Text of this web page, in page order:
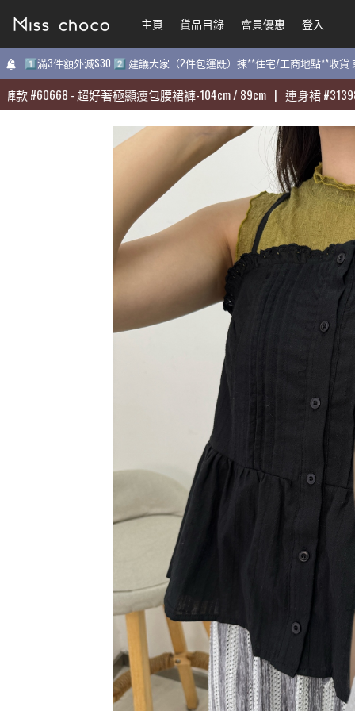
主頁 貨品目錄 會員優惠 登入
1️⃣滿3件額外減$30 2️⃣ 建議大家（2件包運既）揀**住宅/工商地點**收
60668-超好著極顯瘦包腰裙褲-104cm / 89cm | 連身裙#31398-質
主頁 貨品目錄 會員優惠 登入
1️⃣滿3件額外減$30 2️⃣ 建議大家（2件包運既）揀**住宅/工商地點**收
60668-超好著極顯瘦包腰裙褲-104cm / 89cm | 連身裙#31398-質